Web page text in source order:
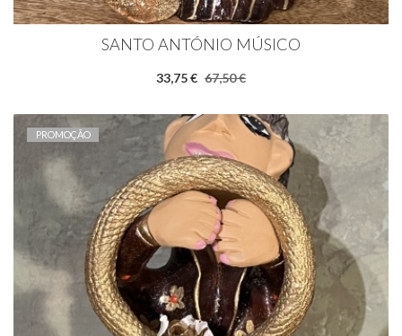
SANTO ANTÓNIO MÚSICO
33,75 € 67,50 €
PROMOÇÃO